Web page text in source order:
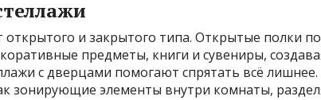
и закрытого типа. Открытые полки
предметы, книги и сувениры,
с дверцами помогают спрятать всё лишнее.
зонирующие элементы внутри комнаты,